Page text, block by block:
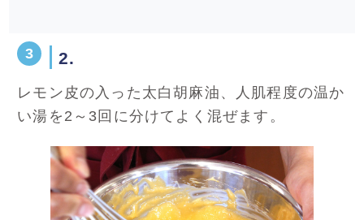
2.
レモン皮の入った太白胡麻油、人肌程度の温か
い湯を2～3回に分けてよく混ぜます。